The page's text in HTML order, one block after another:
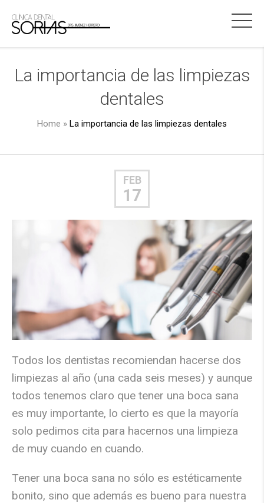
La importancia de las limpiezas
dentales
Home » La importancia de las limpiezas dentales
FEB
17
Todos los dentistas recomiendan hacerse dos
limpiezas al año (una cada seis meses) y aunque
todos tenemos claro que tener una boca sana
es muy importante, lo cierto es que la mayoría
solo pedimos cita para hacernos una limpieza
de muy cuando en cuando.
Tener una boca sana no sólo es estéticamente
bonito, sino que además es bueno para nuestra